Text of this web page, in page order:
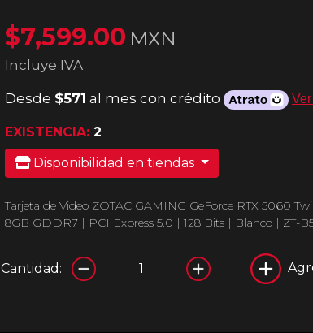
$7,599.00 MXN
Incluye IVA
Desde $571 al mes con crédito
EXISTENCIA: 2
Disponibilidad en tiendas
Tarjeta de Video ZOTAC GAMING GeForce RTX 5060
8GB GDDR7 | PCI Express 5.0 | 128 Bits | Blanco | ZT-
Cantidad: